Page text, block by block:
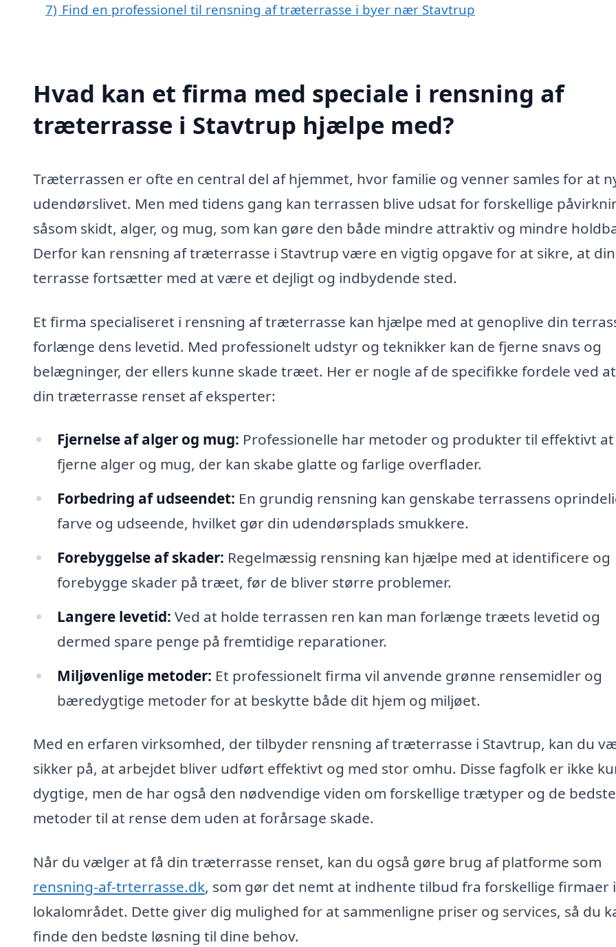
7) Find en professionel til rensning af træterrasse i byer nær Stavtrup
Hvad kan et firma med speciale i rensning af
træterrasse i Stavtrup hjælpe med?
Træterrassen er ofte en central del af hjemmet, hvor familie og venner samles for at
udendørslivet. Men med tidens gang kan terrassen blive udsat for forskellige
såsom skidt, alger, og mug, som kan gøre den både mindre attraktiv og mindre
Derfor kan rensning af træterrasse i Stavtrup være en vigtig opgave for at sikre, at din
terrasse fortsætter med at være et dejligt og indbydende sted.
Et firma specialiseret i rensning af træterrasse kan hjælpe med at genoplive din
forlænge dens levetid. Med professionelt udstyr og teknikker kan de fjerne snavs og
belægninger, der ellers kunne skade træet. Her er nogle af de specifikke fordele ved
din træterrasse renset af eksperter:
Fjernelse af alger og mug: Professionelle har metoder og produkter til effektivt at
fjerne alger og mug, der kan skabe glatte og farlige overflader.
Forbedring af udseendet: En grundig rensning kan genskabe terrassens
farve og udseende, hvilket gør din udendørsplads smukkere.
Forebyggelse af skader: Regelmæssig rensning kan hjælpe med at identificere og
forebygge skader på træet, før de bliver større problemer.
Langere levetid: Ved at holde terrassen ren kan man forlænge træets levetid og
dermed spare penge på fremtidige reparationer.
Miljøvenlige metoder: Et professionelt firma vil anvende grønne rensemidler og
bæredygtige metoder for at beskytte både dit hjem og miljøet.
Med en erfaren virksomhed, der tilbyder rensning af træterrasse i Stavtrup, kan du
sikker på, at arbejdet bliver udført effektivt og med stor omhu. Disse fagfolk er ikke
dygtige, men de har også den nødvendige viden om forskellige trætyper og de bedste
metoder til at rense dem uden at forårsage skade.
Når du vælger at få din træterrasse renset, kan du også gøre brug af platforme som
rensning-af-trterrasse.dk, som gør det nemt at indhente tilbud fra forskellige firmaer i
lokalområdet. Dette giver dig mulighed for at sammenligne priser og services, så du
finde den bedste løsning til dine behov.